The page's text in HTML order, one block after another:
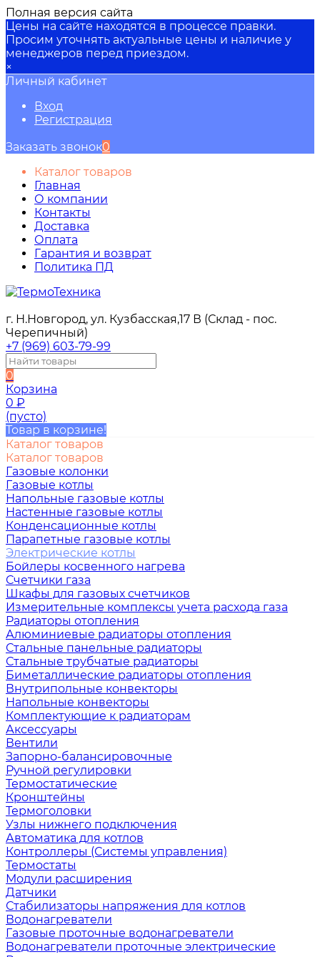
Полная версия сайта
Цены на сайте находятся в процессе правки.
Просим уточнять актуальные цены и наличие у
менеджеров перед приездом.
×
Личный кабинет
Вход
Регистрация
Заказать звонок0
Каталог товаров
Главная
О компании
Контакты
Доставка
Оплата
Гарантия и возврат
Политика ПД
г. Н.Новгород, ул. Кузбасская,17 В (Склад - пос.
Черепичный)
+7 (969) 603-79-99
0
Корзина
0 ₽
(пусто)
Товар в корзине!
Каталог товаров
Каталог товаров
Газовые колонки
Газовые котлы
Напольные газовые котлы
Настенные газовые котлы
Конденсационные котлы
Парапетные газовые котлы
Электрические котлы
Бойлеры косвенного нагрева
Счетчики газа
Шкафы для газовых счетчиков
Измерительные комплексы учета расхода газа
Радиаторы отопления
Алюминиевые радиаторы отопления
Стальные панельные радиаторы
Стальные трубчатые радиаторы
Биметаллические радиаторы отопления
Внутрипольные конвекторы
Напольные конвекторы
Комплектующие к радиаторам
Аксессуары
Вентили
Запорно-балансировочные
Ручной регулировки
Термостатические
Кронштейны
Термоголовки
Узлы нижнего подключения
Автоматика для котлов
Контроллеры (Системы управления)
Термостаты
Модули расширения
Датчики
Стабилизаторы напряжения для котлов
Водонагреватели
Газовые проточные водонагреватели
Водонагреватели проточные электрические